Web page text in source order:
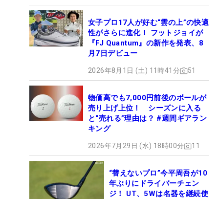
女子プロ17人が好む“雲の上”の快適
性がさらに進化！ フットジョイが
『FJ Quantum』の新作を発表、8
月7日デビュー
2026年8月1日 (土) 11時41分 51
物価高でも7,000円前後のボールが
売り上げ上位！ シーズンに入る
と“売れる”理由は？ #週間ギアラン
キング
2026年7月29日 (水) 18時00分 11
“替えないプロ”今平周吾が10
年ぶりにドライバーチェン
ジ！ UT、5Wは名器を継続使